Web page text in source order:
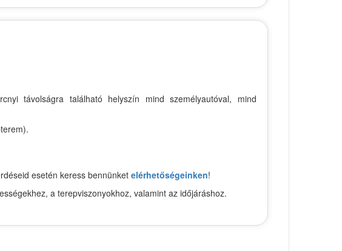
távolságra található helyszín mind személyautóval, mind
esetén keress bennünket elérhetőségeinken!
a terepviszonyokhoz, valamint az időjáráshoz.